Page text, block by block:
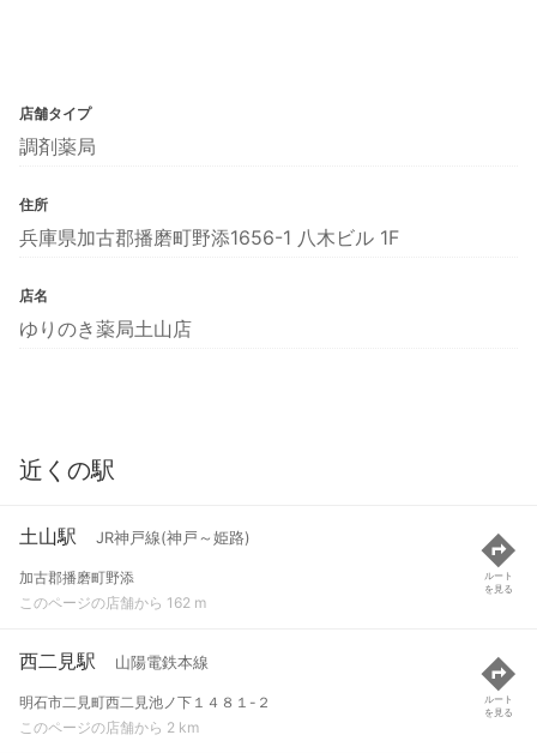
店舗タイプ
調剤薬局
住所
兵庫県加古郡播磨町野添1656-1 八木ビル 1F
店名
ゆりのき薬局土山店
近くの駅
土山駅 JR神戸線(神戸～姫路)
加古郡播磨町野添
このページの店舗から 162 m
ルート
を見る
西二見駅 山陽電鉄本線
明石市二見町西二見池ノ下１４８１-２
このページの店舗から 2 km
ルート
を見る